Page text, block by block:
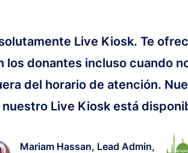
Live Kiosk. Te
los donantes incluso cuando
del horario de atención.
Live Kiosk está
Mariam Hassan, Lead Admin,